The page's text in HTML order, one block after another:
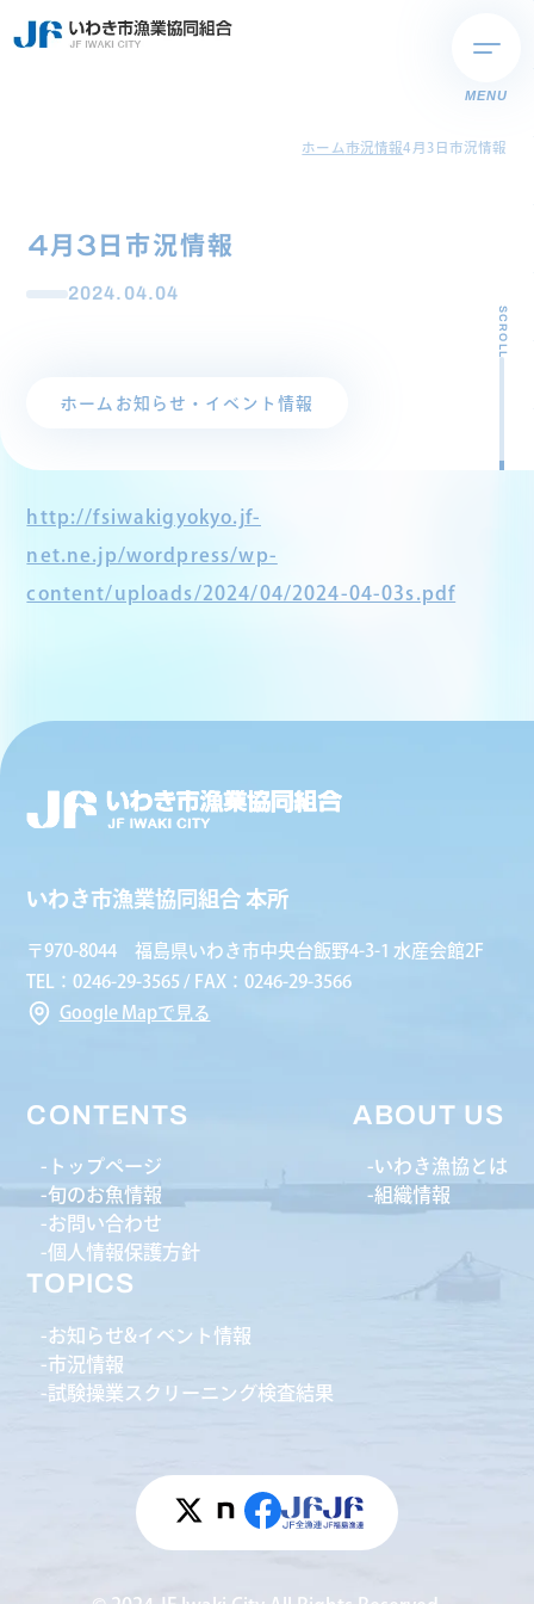
MENU
ホーム市況情報4月3日市況情報
4月3日市況情報
2024.04.04
ホーム お知らせ・イベント情報
SCROLL
http://fsiwakigyokyo.jf-
net.ne.jp/wordpress/wp-
content/uploads/2024/04/2024-04-03s.pdf
いわき市漁業協同組合 本所
〒970-8044 福島県いわき市中央台飯野4-3-1 水産会館2F
TEL：0246-29-3565 / FAX：0246-29-3566
Google Mapで見る
CONTENTS
トップページ
旬のお魚情報
お問い合わせ
個人情報保護方針
ABOUT US
いわき漁協とは
組織情報
TOPICS
お知らせ&イベント情報
市況情報
試験操業スクリーニング検査結果